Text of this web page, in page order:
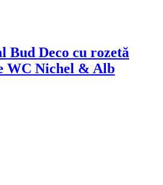
Bud Deco cu rozetă
WC Nichel & Alb